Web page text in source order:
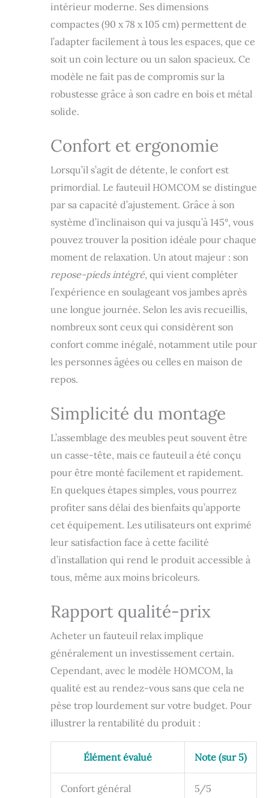
PRATIQUE :
inclinaison de la
chaise de
relaxation réglable
jusqu'à 145° et
pivotant à 360° :
idéal pour
s'adapter à toutes
télévision, faire la
sieste, discuter,
etc... MATÉRIAUX
DE QUALITÉ :
fauteuil relax de
salon avec pied
résistant pour une
stabilité optimale,
revêtement
fauteuil et repose-
pieds en
revêtement
confort
d'utilisation et
entretien facile
SPÉCIFICATIONS :
dim. totales : 78L x
dim. assise : 52L x
hauteur accoudoirs
: 53 cm - charge
recommandée : 120
Kg. Pour des
utilisateurs
185 cm
intérieur moderne. Ses dimensions
compactes (90 x 78 x 105 cm) permettent de
l’adapter facilement à tous les espaces, que ce
soit un coin lecture ou un salon spacieux. Ce
modèle ne fait pas de compromis sur la
robustesse grâce à son cadre en bois et métal
solide.
Confort et ergonomie
Lorsqu’il s’agit de détente, le confort est
primordial. Le fauteuil HOMCOM se distingue
par sa capacité d’ajustement. Grâce à son
système d’inclinaison qui va jusqu’à 145°, vous
pouvez trouver la position idéale pour chaque
moment de relaxation. Un atout majeur : son
repose-pieds intégré, qui vient compléter
l’expérience en soulageant vos jambes après
une longue journée. Selon les avis recueillis,
nombreux sont ceux qui considèrent son
confort comme inégalé, notamment utile pour
les personnes âgées ou celles en maison de
repos.
Simplicité du montage
L’assemblage des meubles peut souvent être
un casse-tête, mais ce fauteuil a été conçu
pour être monté facilement et rapidement.
En quelques étapes simples, vous pourrez
profiter sans délai des bienfaits qu’apporte
cet équipement. Les utilisateurs ont exprimé
leur satisfaction face à cette facilité
d’installation qui rend le produit accessible à
tous, même aux moins bricoleurs.
Rapport qualité-prix
Acheter un fauteuil relax implique
généralement un investissement certain.
Cependant, avec le modèle HOMCOM, la
qualité est au rendez-vous sans que cela ne
pèse trop lourdement sur votre budget. Pour
illustrer la rentabilité du produit :
Élément évalué Note (sur 5)
Confort général 5/5